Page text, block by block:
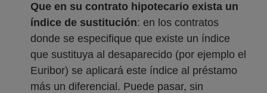
Que en su contrato hipotecario exista un
índice de sustitución: en los contratos
donde se especifique que existe un índice
que sustituya al desaparecido (por ejemplo el
Euribor) se aplicará este índice al préstamo
más un diferencial. Puede pasar, sin